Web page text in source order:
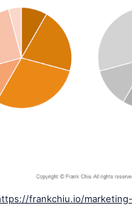
frankchiu.io/